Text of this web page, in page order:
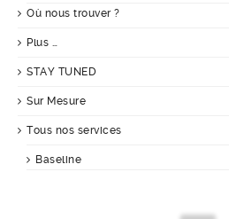
Où nous trouver ?
Plus …
STAY TUNED
Sur Mesure
Tous nos services
Baseline